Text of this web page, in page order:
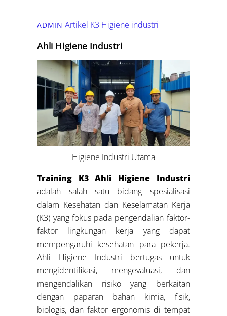
ADMIN Artikel K3 Higiene industri
Ahli Higiene Industri
Higiene Industri Utama
Training K3 Ahli Higiene Industri
adalah salah satu bidang spesialisasi
dalam Kesehatan dan Keselamatan Kerja
(K3) yang fokus pada pengendalian faktor-
faktor lingkungan kerja yang dapat
mempengaruhi kesehatan para pekerja.
Ahli Higiene Industri bertugas untuk
mengidentifikasi, mengevaluasi, dan
mengendalikan risiko yang berkaitan
dengan paparan bahan kimia, fisik,
biologis, dan faktor ergonomis di tempat